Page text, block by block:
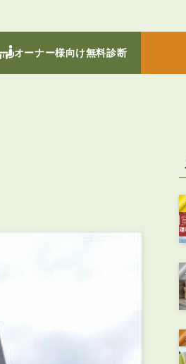
オーナー様向け無料診断